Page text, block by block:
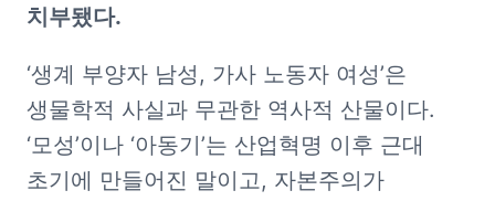
치부됐다.
‘생계 부양자 남성, 가사 노동자 여성’은
생물학적 사실과 무관한 역사적 산물이다.
‘모성’이나 ‘아동기’는 산업혁명 이후 근대
초기에 만들어진 말이고, 자본주의가